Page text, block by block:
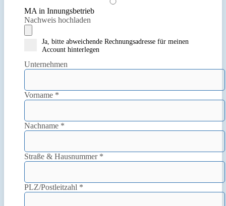
MA in Innungsbetrieb
Nachweis hochladen
Ja, bitte abweichende Rechnungsadresse für meinen
Account hinterlegen
Unternehmen
Vorname *
Nachname *
Straße & Hausnummer *
PLZ/Postleitzahl *